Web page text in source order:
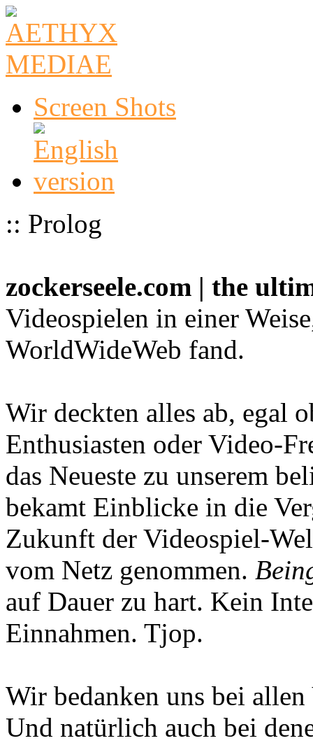
Screen Shots
:: Prolog
zockerseele.com | the
Videospielen in einer
WorldWideWeb fand.
Wir deckten alles ab, egal
Enthusiasten oder Video-
das Neueste zu unserem
bekamt Einblicke in die
Zukunft der Videospiel-
vom Netz genommen.
auf Dauer zu hart. Kein
Einnahmen. Tjop.
Wir bedanken uns bei
Und natürlich auch bei